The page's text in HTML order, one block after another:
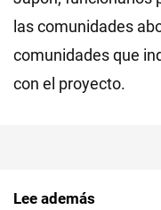
las comunidades
comunidades que
con el proyecto.
Lee además